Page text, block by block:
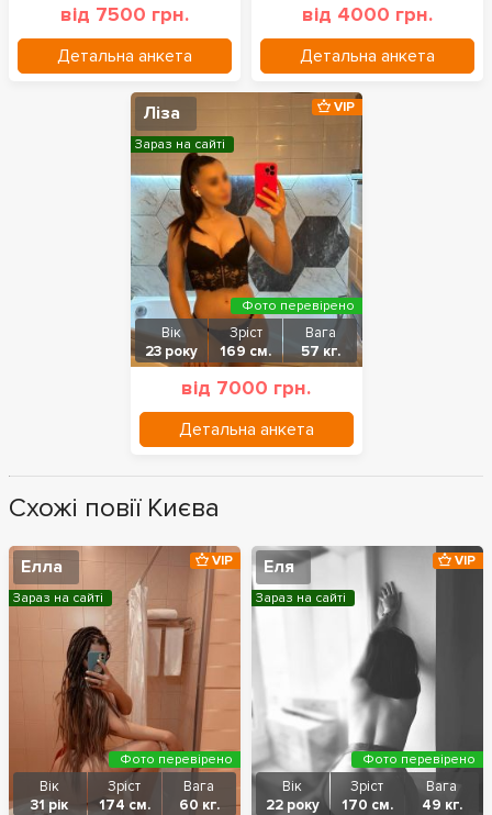
від 7500 грн.
Детальна анкета
від 4000 грн.
Детальна анкета
Ліза
Вік
23 року
Зріст
169 см.
Вага
57 кг.
від 7000 грн.
Детальна анкета
VIP
Зараз на сайті
Фото перевірено
Схожі повії Києва
Елла
Вік
31 рік
Зріст
174 см.
Вага
60 кг.
VIP
Зараз на сайті
Фото перевірено
Еля
Вік
22 року
Зріст
170 см.
Вага
49 кг.
VIP
Зараз на сайті
Фото перевірено